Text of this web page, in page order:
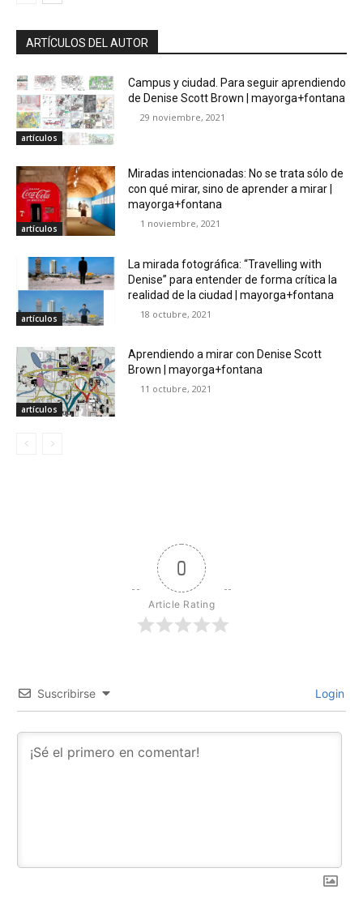
ARTÍCULOS DEL AUTOR
artículos
Campus y ciudad. Para seguir aprendiendo
de Denise Scott Brown | mayorga+fontana
29 noviembre, 2021
artículos
Miradas intencionadas: No se trata sólo de
con qué mirar, sino de aprender a mirar |
mayorga+fontana
1 noviembre, 2021
artículos
La mirada fotográfica: “Travelling with
Denise” para entender de forma crítica la
realidad de la ciudad | mayorga+fontana
18 octubre, 2021
artículos
Aprendiendo a mirar con Denise Scott
Brown | mayorga+fontana
11 octubre, 2021
0
Article Rating
Suscribirse Login